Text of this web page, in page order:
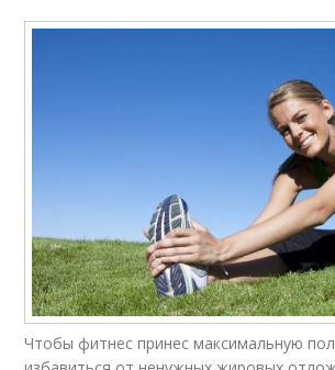
Чтобы фитнес принес максимальную